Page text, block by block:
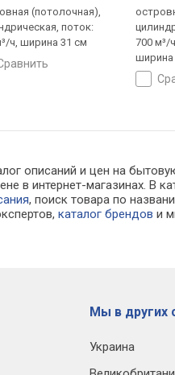
(потолочная),
поток:
ч, ширина 31 см
сравнить
700 м³/
ширина
описаний и цен на
в интернет-магазинах.
, поиск товара по
каталог брендов и
Мы в других
Украина